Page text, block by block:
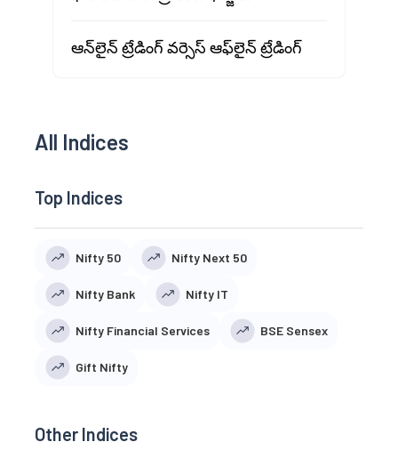
ఆన్‌లైన్ ట్రేడింగ్ వర్సెస్ ఆఫ్‌లైన్ ట్రేడింగ్
All Indices
Top Indices
Nifty 50 Nifty Next 50
Nifty Bank Nifty IT
Nifty Financial Services BSE Sensex
Gift Nifty
Other Indices